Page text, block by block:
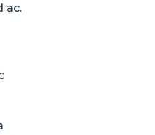
ac.